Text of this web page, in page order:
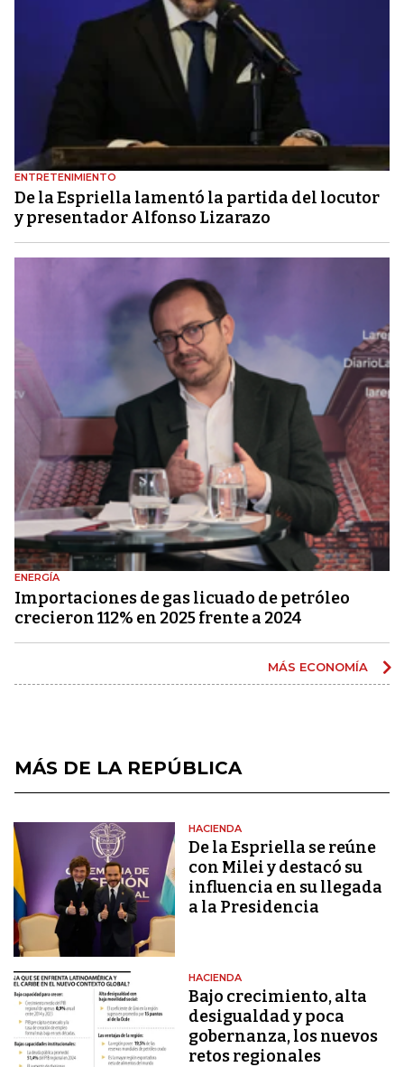
ENTRETENIMIENTO
De la Espriella lamentó la partida del locutor
y presentador Alfonso Lizarazo
ENERGÍA
Importaciones de gas licuado de petróleo
crecieron 112% en 2025 frente a 2024
MÁS ECONOMÍA
MÁS DE LA REPÚBLICA
HACIENDA
De la Espriella se reúne
con Milei y destacó su
influencia en su llegada
a la Presidencia
HACIENDA
Bajo crecimiento, alta
desigualdad y poca
gobernanza, los nuevos
retos regionales